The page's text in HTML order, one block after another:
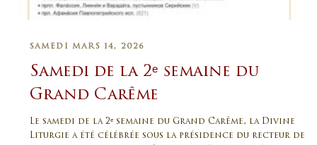
SAMEDI MARS 14, 2026
Samedi de la 2ᵉ semaine du
Grand Carême
Le samedi de la 2ᵉ semaine du Grand Carême, la Divine
Liturgie a été célébrée sous la présidence du recteur de